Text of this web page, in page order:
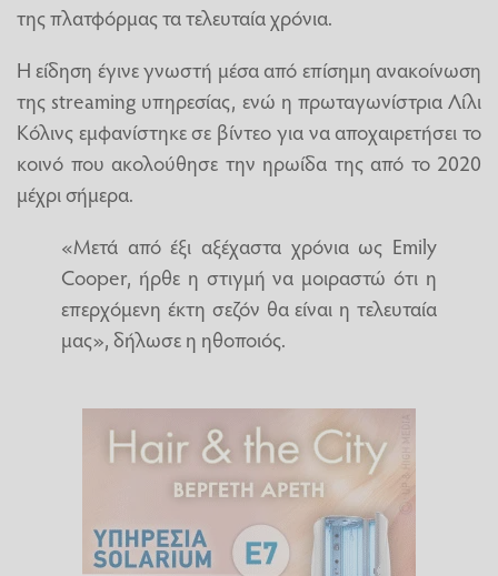
της πλατφόρμας τα τελευταία χρόνια.
Η είδηση έγινε γνωστή μέσα από επίσημη ανακοίνωση
της streaming υπηρεσίας, ενώ η πρωταγωνίστρια Λίλι
Κόλινς εμφανίστηκε σε βίντεο για να αποχαιρετήσει το
κοινό που ακολούθησε την ηρωίδα της από το 2020
μέχρι σήμερα.
«Μετά από έξι αξέχαστα χρόνια ως Emily
Cooper, ήρθε η στιγμή να μοιραστώ ότι η
επερχόμενη έκτη σεζόν θα είναι η τελευταία
μας», δήλωσε η ηθοποιός.